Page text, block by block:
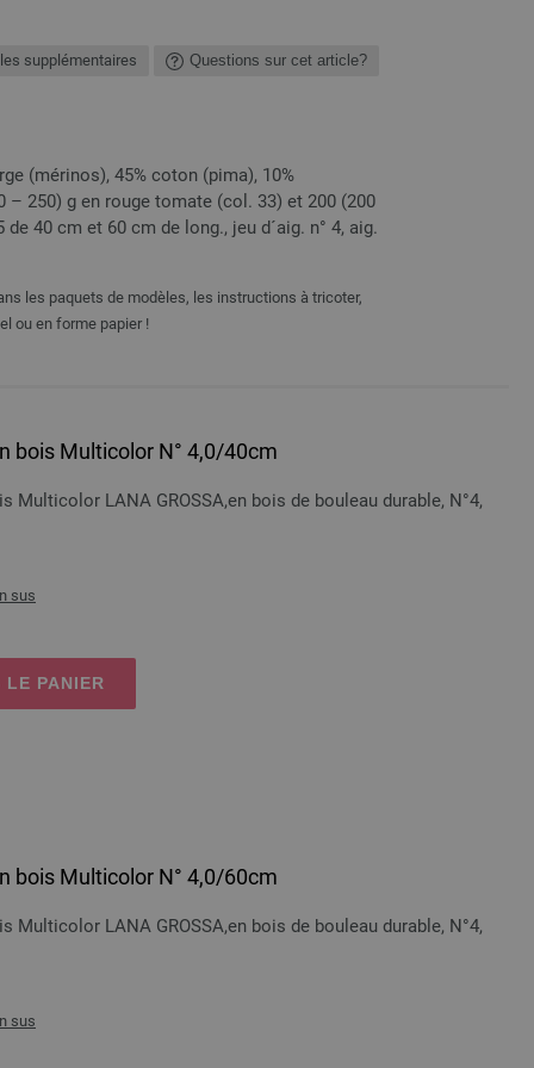
supplémentaires Questions sur cet article?
(mérinos), 45% coton (pima), 10%
– 250) g en rouge tomate (col. 33) et 200 (200
40 cm et 60 cm de long., jeu d´aig. n° 4, aig.
les paquets de modèles, les instructions à tricoter,
ou en forme papier !
bois Multicolor N° 4,0/40cm
Multicolor LANA GROSSA,en bois de bouleau durable, N°4,
sus
LE PANIER
bois Multicolor N° 4,0/60cm
Multicolor LANA GROSSA,en bois de bouleau durable, N°4,
sus